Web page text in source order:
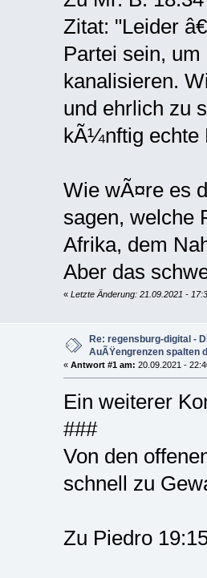
Zitat: "Leider
Partei sein,
kanalisieren.
und ehrlich zu
kÃ¼nftig echte
Wie wÃ¤re es
sagen, welche
Afrika, dem
Aber das
« Letzte Änderung: 21.09.2021 -
Re: regensburg-digital -
AuÃŸengrenzen spalten
« Antwort #1 am: 20.09.2021 -
Ein weiterer
###
Von den
schnell zu
Zu Piedro